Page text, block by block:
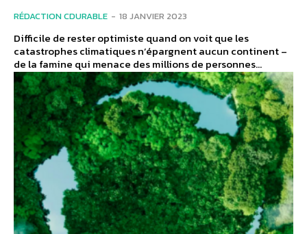
RÉDACTION CDURABLE - 18 JANVIER 2023
Difficile de rester optimiste quand on voit que les
catastrophes climatiques n’épargnent aucun continent –
de la famine qui menace des millions de personnes...